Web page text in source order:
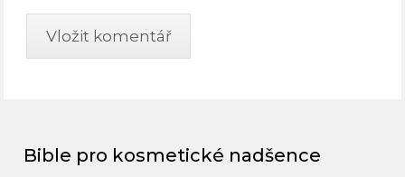
Bible pro kosmetické nadšence